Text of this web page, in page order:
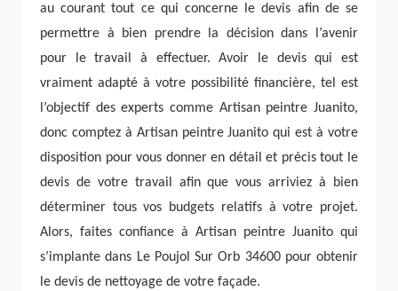
au courant tout ce qui concerne le devis afin de se
permettre à bien prendre la décision dans l’avenir
pour le travail à effectuer. Avoir le devis qui est
vraiment adapté à votre possibilité financière, tel est
l’objectif des experts comme Artisan peintre Juanito,
donc comptez à Artisan peintre Juanito qui est à votre
disposition pour vous donner en détail et précis tout le
devis de votre travail afin que vous arriviez à bien
déterminer tous vos budgets relatifs à votre projet.
Alors, faites confiance à Artisan peintre Juanito qui
s’implante dans Le Poujol Sur Orb 34600 pour obtenir
le devis de nettoyage de votre façade.